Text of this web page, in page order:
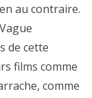
au contraire.
de cette
films comme
comme